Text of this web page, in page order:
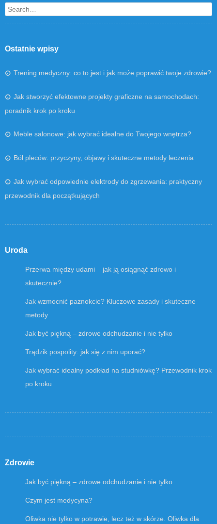
Search
Ostatnie wpisy
Trening medyczny: co to jest i jak może poprawić twoje zdrowie?
Jak stworzyć efektowne projekty graficzne na samochodach:
poradnik krok po kroku
Meble salonowe: jak wybrać idealne do Twojego wnętrza?
Ból pleców: przyczyny, objawy i skuteczne metody leczenia
Jak wybrać odpowiednie elektrody do zgrzewania: praktyczny
przewodnik dla początkujących
Uroda
Przerwa między udami – jak ją osiągnąć zdrowo i
skutecznie?
Jak wzmocnić paznokcie? Kluczowe zasady i skuteczne
metody
Jak być piękną – zdrowe odchudzanie i nie tylko
Trądzik pospolity: jak się z nim uporać?
Jak wybrać idealny podkład na studniówkę? Przewodnik krok
po kroku
Zdrowie
Jak być piękną – zdrowe odchudzanie i nie tylko
Czym jest medycyna?
Oliwka nie tylko w potrawie, lecz też w skórze. Oliwka dla